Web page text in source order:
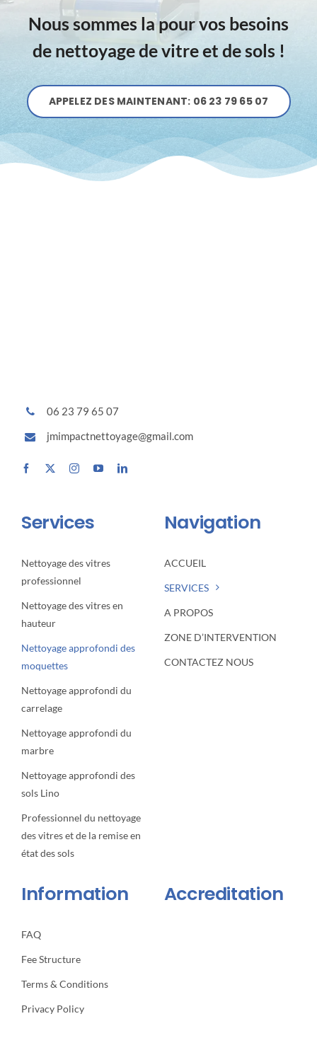
Nous sommes la pour vos besoins
de nettoyage de vitre et de sols !
APPELEZ DES MAINTENANT: 06 23 79 65 07
06 23 79 65 07
jmimpactnettoyage@gmail.com
Services
Nettoyage des vitres
professionnel
Nettoyage des vitres en
hauteur
Nettoyage approfondi des
moquettes
Nettoyage approfondi du
carrelage
Nettoyage approfondi du
marbre
Nettoyage approfondi des
sols Lino
Professionnel du nettoyage
des vitres et de la remise en
état des sols
Navigation
ACCUEIL
SERVICES
A PROPOS
ZONE D’INTERVENTION
CONTACTEZ NOUS
Information
FAQ
Fee Structure
Terms & Conditions
Privacy Policy
Accreditation